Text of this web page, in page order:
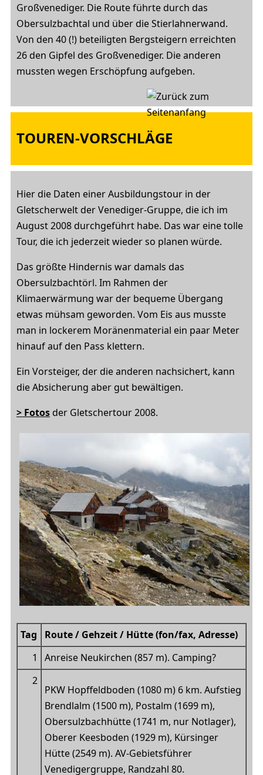
Großvenediger. Die Route führte durch das
Obersulzbachtal und über die Stierlahnerwand.
Von den 40 (!) beteiligten Bergsteigern erreichten
26 den Gipfel des Großvenediger. Die anderen
mussten wegen Erschöpfung aufgeben.
TOUREN-VORSCHLÄGE
Hier die Daten einer Ausbildungstour in der
Gletscherwelt der Venediger-Gruppe, die ich im
August 2008 durchgeführt habe. Das war eine tolle
Tour, die ich jederzeit wieder so planen würde.
Das größte Hindernis war damals das
Obersulzbachtörl. Im Rahmen der
Klimaerwärmung war der bequeme Übergang
etwas mühsam geworden. Vom Eis aus musste
man in lockerem Moränenmaterial ein paar Meter
hinauf auf den Pass klettern.
Ein Vorsteiger, der die anderen nachsichert, kann
die Absicherung aber gut bewältigen.
> Fotos der Gletschertour 2008.
Tag Route / Gehzeit / Hütte(fon/fax, Adresse)
1
Anreise Neukirchen (857 m). Camping?
2
PKW Hopffeldboden (1080 m) 6 km. Aufstieg
Brendlalm (1500 m), Postalm (1699 m),
Obersulzbachhütte (1741 m, nur Notlager),
Oberer Keesboden (1929 m), Kürsinger
Hütte (2549 m). AV-Gebietsführer
Venedigergruppe, Randzahl 80.